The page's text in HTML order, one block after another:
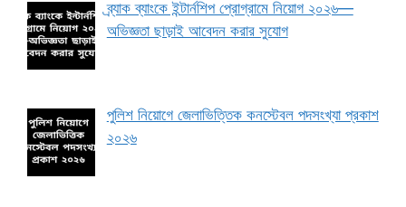
ব্র্যাক ব্যাংকে ইন্টার্নশিপ প্রোগ্রামে নিয়োগ ২০২৬—
অভিজ্ঞতা ছাড়াই আবেদন করার সুযোগ
পুলিশ নিয়োগে জেলাভিত্তিক কনস্টেবল পদসংখ্যা প্রকাশ
২০২৬